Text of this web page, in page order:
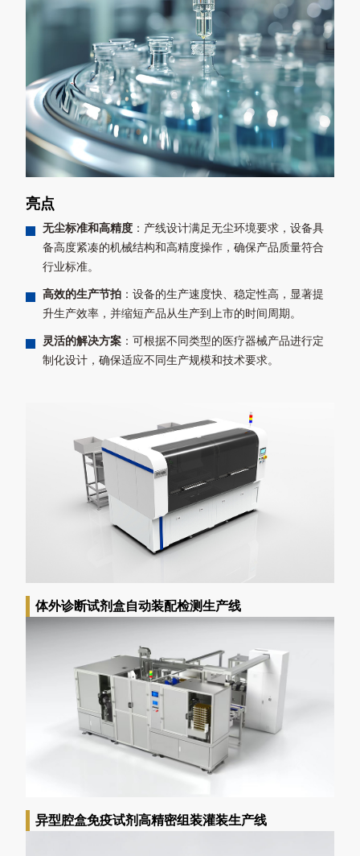
亮点
无尘标准和高精度 ：产线设计满足无尘环境要求，设备具
备高度紧凑的机械结构和高精度操作，确保产品质量符合
行业标准。
高效的生产节拍 ：设备的生产速度快、稳定性高，显著提
升生产效率，并缩短产品从生产到上市的时间周期。
灵活的解决方案 ：可根据不同类型的医疗器械产品进行定
制化设计，确保适应不同生产规模和技术要求。
体外诊断试剂盒自动装配检测生产线
异型腔盒免疫试剂高精密组装灌装生产线